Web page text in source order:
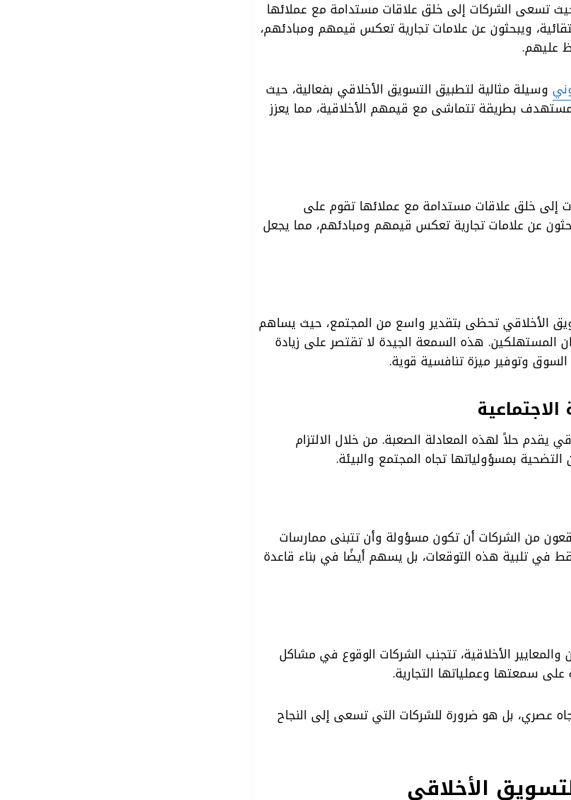
حيث تسعى الشركات إلى خلق علاقات مستدامة مع عملائها
ويبحثون عن علامات تجارية تعكس قيمهم ومبادئهم،
عليهم.
وسيلة مثالية لتطبيق التسويق الأخلاقي بفعالية، حيث
بطريقة تتماشى مع قيمهم الأخلاقية، مما يعزز
إلى خلق علاقات مستدامة مع عملائها تقوم على
عن علامات تجارية تعكس قيمهم ومبادئهم، مما يجعل
الأخلاقي تحظى بتقدير واسع من المجتمع، حيث يساهم
المستهلكين. هذه السمعة الجيدة لا تقتصر على زيادة
وتوفير ميزة تنافسية قوية.
يقدم حلاً لهذه المعادلة الصعبة. من خلال الالتزام
بمسؤولياتها تجاه المجتمع والبيئة.
من الشركات أن تكون مسؤولة وأن تتبنى ممارسات
في تلبية هذه التوقعات، بل يسهم أيضًا في بناء قاعدة
والمعايير الأخلاقية، تتجنب الشركات الوقوع في مشاكل
على سمعتها وعملياتها التجارية.
عصري، بل هو ضرورة للشركات التي تسعى إلى النجاح
الأخلاقي